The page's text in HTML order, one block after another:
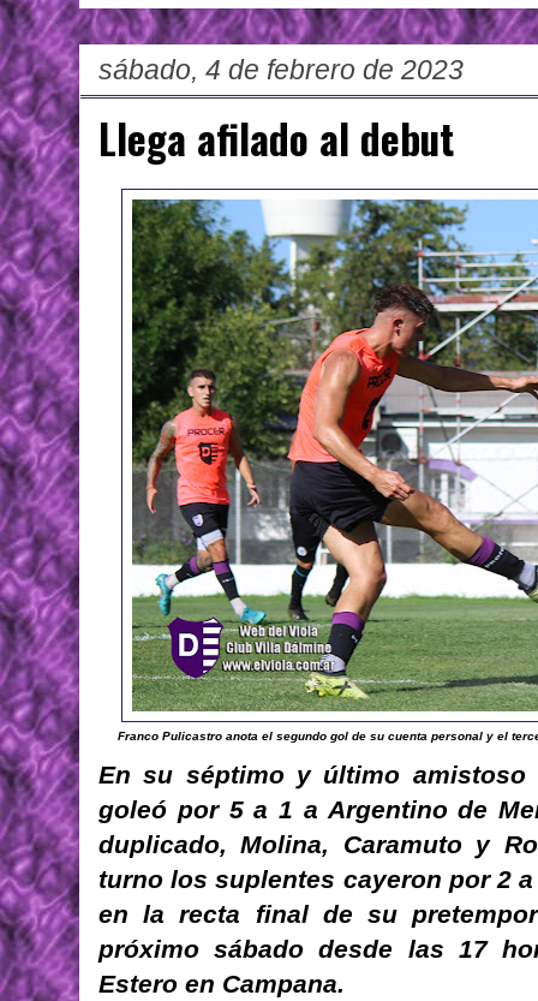
sábado, 4 de febrero de 2023
Llega afilado al debut
Franco Pulicastro anota el segundo gol de su cuenta personal y el
En su séptimo y último amistoso
goleó por 5 a 1 a Argentino de
duplicado, Molina, Caramuto y
turno los suplentes cayeron por 2
en la recta final de su
próximo sábado desde las 17
Estero en Campana.